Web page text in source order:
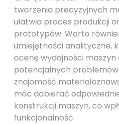
tworzenia precyzyjnych
ułatwia proces produkcji
prototypów. Warto
umiejętności analityczne,
ocenę wydajności
potencjalnych
znajomość
móc dobierać
konstrukcji maszyn, co
funkcjonalność.